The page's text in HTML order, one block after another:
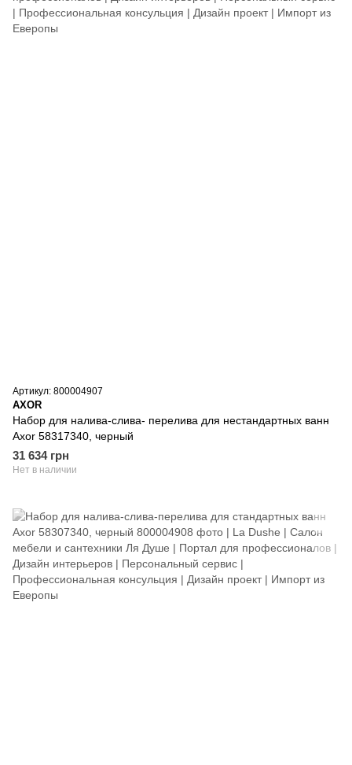
Артикул: 800004907
AXOR
Набор для налива-слива- перелива для нестандартных ванн
Axor 58317340, черный
31 634 грн
Нет в наличии